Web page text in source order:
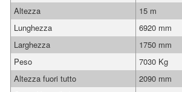
Altezza
15 m
Lunghezza
6920 mm
Larghezza
1750 mm
Peso
7030 Kg
Altezza fuori tutto
2090 mm